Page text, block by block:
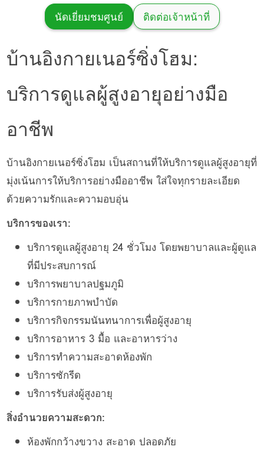
นัดเยี่ยมชมศูนย์ ติดต่อเจ้าหน้าที่
บ้านอิงกายเนอร์ซิ่งโฮม:
บริการดูแลผู้สูงอายุอย่างมือ
อาชีพ
บ้านอิงกายเนอร์ซิ่งโฮม เป็นสถานที่ให้บริการดูแลผู้สูงอายุที่
มุ่งเน้นการให้บริการอย่างมืออาชีพ ใส่ใจทุกรายละเอียด
ด้วยความรักและความอบอุ่น
บริการของเรา:
บริการดูแลผู้สูงอายุ 24 ชั่วโมง โดยพยาบาลและผู้ดูแล
ที่มีประสบการณ์
บริการพยาบาลปฐมภูมิ
บริการกายภาพบำบัด
บริการกิจกรรมนันทนาการเพื่อผู้สูงอายุ
บริการอาหาร 3 มื้อ และอาหารว่าง
บริการทำความสะอาดห้องพัก
บริการซักรีด
บริการรับส่งผู้สูงอายุ
สิ่งอำนวยความสะดวก:
ห้องพักกว้างขวาง สะอาด ปลอดภัย